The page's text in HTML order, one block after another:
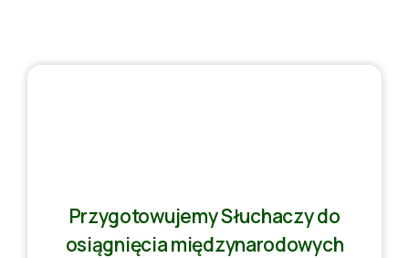
Przygotowujemy Słuchaczy do
osiągnięcia międzynarodowych